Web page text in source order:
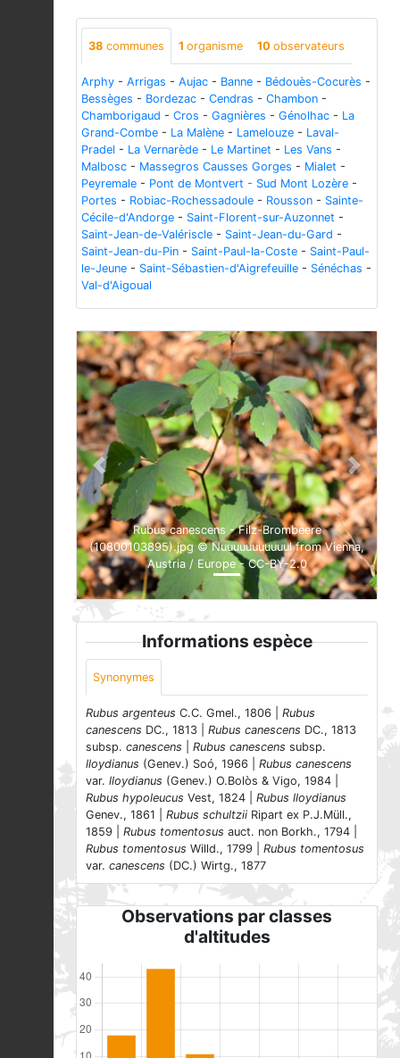
38 communes 1 organisme 10 observateurs
Arphy - Arrigas - Aujac - Banne - Bédouès-Cocurès -
Bessèges - Bordezac - Cendras - Chambon -
Chamborigaud - Cros - Gagnières - Génolhac - La
Grand-Combe - La Malène - Lamelouze - Laval-
Pradel - La Vernarède - Le Martinet - Les Vans -
Malbosc - Massegros Causses Gorges - Mialet -
Peyremale - Pont de Montvert - Sud Mont Lozère -
Portes - Robiac-Rochessadoule - Rousson - Sainte-
Cécile-d'Andorge - Saint-Florent-sur-Auzonnet -
Saint-Jean-de-Valériscle - Saint-Jean-du-Gard -
Saint-Jean-du-Pin - Saint-Paul-la-Coste - Saint-Paul-
le-Jeune - Saint-Sébastien-d'Aigrefeuille - Sénéchas -
Val-d'Aigoual
Rubus canescens - Filz-Brombeere
(10800103895).jpg © Nuuuuuuuuuuul from Vienna,
Austria / Europe - CC-BY-2.0
Previous Next
Informations espèce
Synonymes
Rubus argenteus C.C. Gmel., 1806 | Rubus
canescens DC., 1813 | Rubus canescens DC., 1813
subsp. canescens Rubus canescens subsp.
lloydianus (Genev.) Soó, 1966 | Rubus canescens
var. lloydianus (Genev.) O.Bolòs & Vigo, 1984 |
Rubus hypoleucus Vest, 1824 | Rubus lloydianus
Genev., 1861 | Rubus schultzii Ripart ex P.J.Müll.,
1859 | Rubus tomentosus auct. non Borkh., 1794 |
Rubus tomentosus Willd., 1799 | Rubus tomentosus
var. canescens (DC.) Wirtg., 1877
Observations par classes
d'altitudes